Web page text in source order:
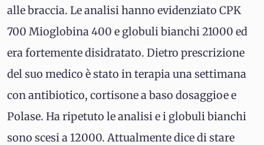
alle braccia. Le analisi hanno evidenziato CPK
700 Mioglobina 400 e globuli bianchi 21000 ed
era fortemente disidratato. Dietro prescrizione
del suo medico è stato in terapia una settimana
con antibiotico, cortisone a baso dosaggioe e
Polase. Ha ripetuto le analisi e i globuli bianchi
sono scesi a 12000. Attualmente dice di stare